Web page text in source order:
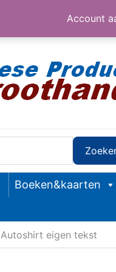
Account
Boeken&kaarten
Autoshirt eigen tekst